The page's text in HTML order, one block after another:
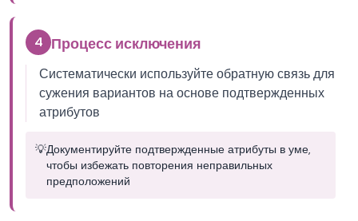
4 Процесс исключения
Систематически используйте обратную связь для
сужения вариантов на основе подтвержденных
атрибутов
💡Документируйте подтвержденные атрибуты в уме,
чтобы избежать повторения неправильных
предположений